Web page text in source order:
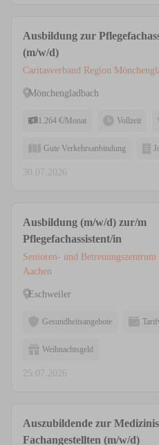
Ausbildung zur
(m/w/d)
Caritasverband Region
Mönchengladbach
1.264 €/Monat Vollzeit
Gute Verkehrsanbindung
30.07.2026
Ausbildung (m/w/d) zur/m
Pflegefachassistent/in
Senioren- und
Aachen
Eschweiler
Gesundheitsangebote
Weihnachtsgeld
25.07.2026
Auszubildende zur
Fachangestellten (m/w/d)